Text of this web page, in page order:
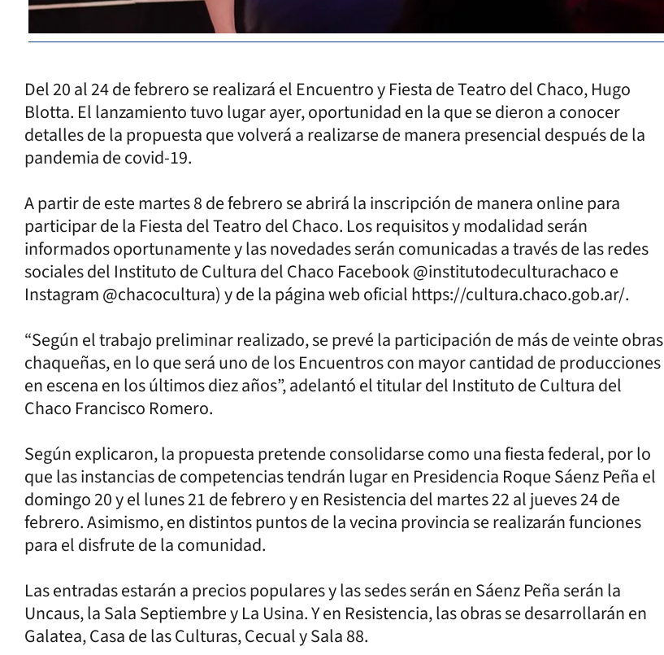
Del 20 al 24 de febrero se realizará el Encuentro y Fiesta de Teatro del Chaco, Hugo
Blotta. El lanzamiento tuvo lugar ayer, oportunidad en la que se dieron a conocer
detalles de la propuesta que volverá a realizarse de manera presencial después de la
pandemia de covid-19.
A partir de este martes 8 de febrero se abrirá la inscripción de manera online para
participar de la Fiesta del Teatro del Chaco. Los requisitos y modalidad serán
informados oportunamente y las novedades serán comunicadas a través de las redes
sociales del Instituto de Cultura del Chaco Facebook @institutodeculturachaco e
Instagram @chacocultura) y de la página web oficial https://cultura.chaco.gob.ar/.
“Según el trabajo preliminar realizado, se prevé la participación de más de veinte obras
chaqueñas, en lo que será uno de los Encuentros con mayor cantidad de producciones
en escena en los últimos diez años”, adelantó el titular del Instituto de Cultura del
Chaco Francisco Romero.
Según explicaron, la propuesta pretende consolidarse como una fiesta federal, por lo
que las instancias de competencias tendrán lugar en Presidencia Roque Sáenz Peña el
domingo 20 y el lunes 21 de febrero y en Resistencia del martes 22 al jueves 24 de
febrero. Asimismo, en distintos puntos de la vecina provincia se realizarán funciones
para el disfrute de la comunidad.
Las entradas estarán a precios populares y las sedes serán en Sáenz Peña serán la
Uncaus, la Sala Septiembre y La Usina. Y en Resistencia, las obras se desarrollarán en
Galatea, Casa de las Culturas, Cecual y Sala 88.